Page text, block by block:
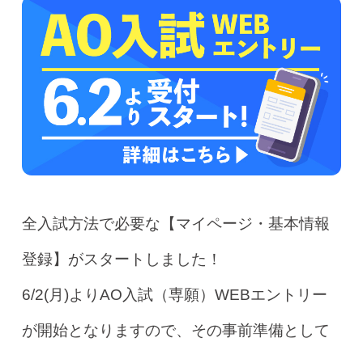
全入試方法で必要な【マイページ・基本情報
登録】がスタートしました！
6/2(月)よりAO入試（専願）WEBエントリー
が開始となりますので、その事前準備として